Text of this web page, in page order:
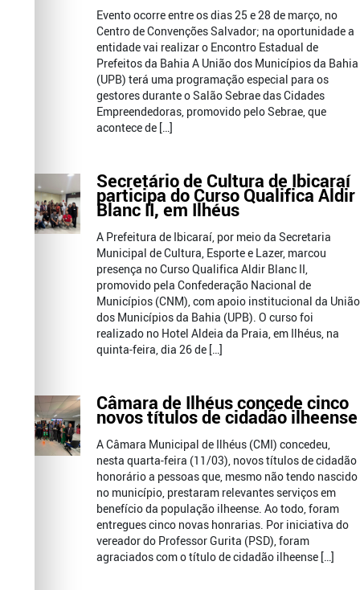
Evento ocorre entre os dias 25 e 28 de março, no
Centro de Convenções Salvador; na oportunidade a
entidade vai realizar o Encontro Estadual de
Prefeitos da Bahia A União dos Municípios da Bahia
(UPB) terá uma programação especial para os
gestores durante o Salão Sebrae das Cidades
Empreendedoras, promovido pelo Sebrae, que
acontece de […]
Secretário de Cultura de Ibicaraí
participa do Curso Qualifica Aldir
Blanc II, em Ilhéus
A Prefeitura de Ibicaraí, por meio da Secretaria
Municipal de Cultura, Esporte e Lazer, marcou
presença no Curso Qualifica Aldir Blanc II,
promovido pela Confederação Nacional de
Municípios (CNM), com apoio institucional da União
dos Municípios da Bahia (UPB). O curso foi
realizado no Hotel Aldeia da Praia, em Ilhéus, na
quinta-feira, dia 26 de […]
Câmara de Ilhéus concede cinco
novos títulos de cidadão ilheense
A Câmara Municipal de Ilhéus (CMI) concedeu,
nesta quarta-feira (11/03), novos títulos de cidadão
honorário a pessoas que, mesmo não tendo nascido
no município, prestaram relevantes serviços em
benefício da população ilheense. Ao todo, foram
entregues cinco novas honrarias. Por iniciativa do
vereador do Professor Gurita (PSD), foram
agraciados com o título de cidadão ilheense […]